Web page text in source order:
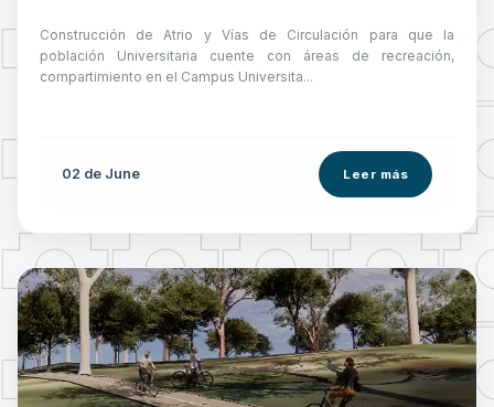
Construcción de Atrio y Vías de Circulación para que la
población Universitaria cuente con áreas de recreación,
compartimiento en el Campus Universita...
02 de June Leer más